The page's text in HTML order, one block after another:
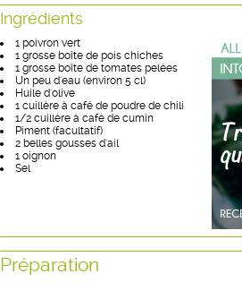
Ingrédients
1 poivron vert
1 grosse boîte de pois chiches
1 grosse boîte de tomates pelées
Un peu d'eau (environ 5 cl)
Huile d'olive
1 cuillère à café de poudre de chili
1/2 cuillère à café de cumin
Piment (facultatif)
2 belles gousses d'ail
1 oignon
Sel
Préparation